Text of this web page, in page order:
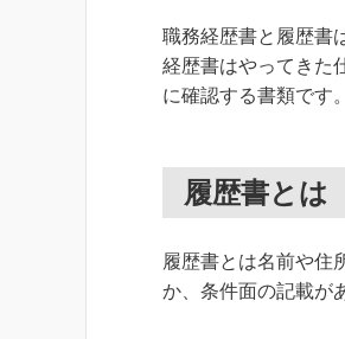
職務経歴書と履歴書
経歴書はやってきた
に確認する書類です
履歴書とは
履歴書とは名前や住
か、条件面の記載が